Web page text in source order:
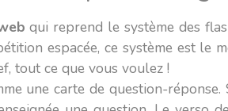
qui reprend le système des
espacée, ce système est le
tout ce que vous voulez !
une carte de question-